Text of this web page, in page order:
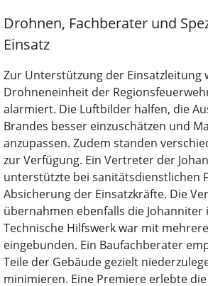
Drohnen, Fachberater und
Einsatz
Zur Unterstützung der Einsatzleitung
Drohneneinheit der
alarmiert. Die Luftbilder halfen, die
Brandes besser einzuschätzen und
anzupassen. Zudem standen
zur Verfügung. Ein Vertreter der
unterstützte bei sanitätsdienstlichen
Absicherung der Einsatzkräfte. Die
übernahmen ebenfalls die Johanniter
Technische Hilfswerk war mit
eingebunden. Ein Baufachberater
Teile der Gebäude gezielt
minimieren. Eine Premiere erlebte